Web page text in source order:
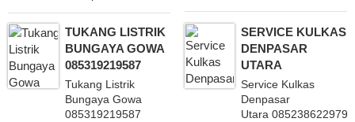
TUKANG LISTRIK
BUNGAYA GOWA
085319219587
Tukang Listrik
Bungaya Gowa
085319219587
SERVICE KULKAS
DENPASAR
UTARA
Service Kulkas
Denpasar
Utara 085238622979